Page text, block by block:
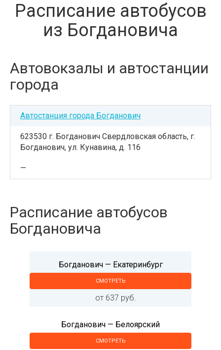
Расписание автобусов
из Богдановича
Автовокзалы и автостанции
города
Автостанция города Богданович
623530 г. Богданович Свердловская область, г.
Богданович, ул. Кунавина, д. 116
—
Расписание автобусов
Богдановича
Богданович — Екатеринбург
СМОТРЕТЬ
от 637 руб.
Богданович — Белоярский
СМОТРЕТЬ